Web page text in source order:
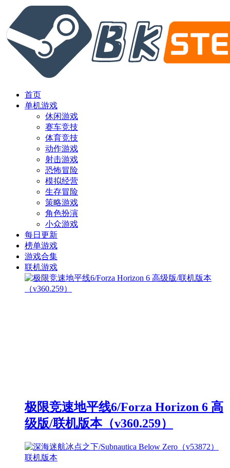
首页
单机游戏
休闲游戏
赛车竞技
体育竞技
动作游戏
射击游戏
恐怖冒险
模拟经营
生存冒险
策略游戏
角色扮演
小众游戏
每日更新
榜单游戏
游戏合集
联机游戏
极限竞速地平线6/Forza Horizon 6 高
级版/联机版本（v360.259）